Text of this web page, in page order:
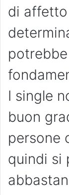
di
I single
buon
persone
quindi si